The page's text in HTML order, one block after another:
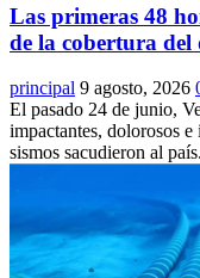
Las primeras 48
de la cobertura del
principal 9 agosto, 2026
El pasado 24 de junio,
impactantes, dolorosos e
sismos sacudieron al